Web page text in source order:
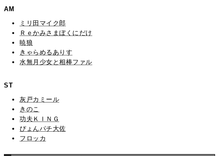
AM
ミリ田マイク郎
Ｒｅかみさまぼくにだけ
暁狼
きゃらめるありす
水無月少女と相棒ファル
ST
灰戸カミール
きのこ
功夫ＫＩＮＧ
ぴょんパチ大佐
フロッカ